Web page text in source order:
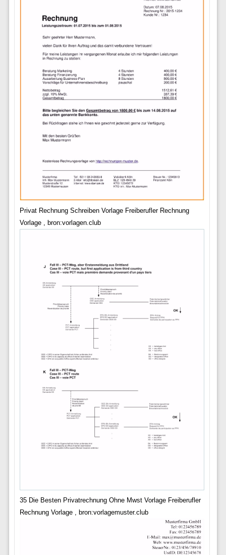
Privat Rechnung Schreiben Vorlage Freiberufler Rechnung
Vorlage , bron:vorlagen.club
35 Die Besten Privatrechnung Ohne Mwst Vorlage Freiberufler
Rechnung Vorlage , bron:vorlagemuster.club